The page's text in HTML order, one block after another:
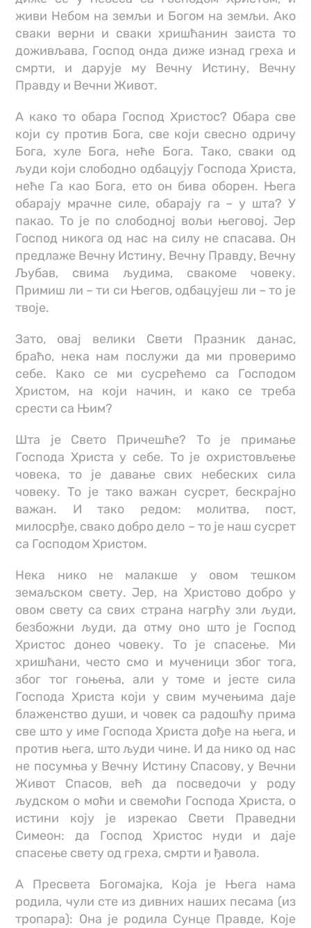
живи Небом на земљи и Богом на земљи. Ако
сваки верни и сваки хришћанин заиста то
доживљава, Господ онда диже изнад греха и
смрти, и дарује му Вечну Истину, Вечну
Правду и Вечни Живот.
А како то обара Господ Христос? Обара све
који су против Бога, све који свесно одричу
Бога, хуле Бога, неће Бога. Тако, сваки од
људи који слободно одбацују Господа Христа,
неће Га као Бога, ето он бива оборен. Њега
обарају мрачне силе, обарају га – у шта? У
пакао. То је по слободној вољи његовој. Јер
Господ никога од нас на силу не спасава. Он
предлаже Вечну Истину, Вечну Правду, Вечну
Љубав, свима људима, свакоме човеку.
Примиш ли – ти си Његов, одбацујеш ли – то је
твоје.
Зато, овај велики Свети Празник данас,
браћо, нека нам послужи да ми проверимо
себе. Како се ми сусрећемо са Господом
Христом, на који начин, и како се треба
срести са Њим?
Шта је Свето Причешће? То је примање
Господа Христа у себе. То је охристовљење
човека, то је давање свих небеских сила
човеку. То је тако важан сусрет, бескрајно
важан. И тако редом: молитва, пост,
милосрђе, свако добро дело – то је наш сусрет
са Господом Христом.
Нека нико не малакше у овом тешком
земаљском свету. Јер, на Христово добро у
овом свету са свих страна нагрћу зли људи,
безбожни људи, да отму оно што је Господ
Христос донео човеку. То је спасење. Ми
хришћани, често смо и мученици због тога,
због тог гоњења, али у томе и јесте сила
Господа Христа који у свим мучењима даје
блаженство души, и човек са радошћу прима
све што у име Господа Христа дође на њега, и
против њега, што људи чине. И да нико од нас
не посумња у Вечну Истину Спасову, у Вечни
Живот Спасов, већ да посведочи у роду
људском о моћи и свемоћи Господа Христа, о
истини коју је изрекао Свети Праведни
Симеон: да Господ Христос нуди и даје
спасење свету од греха, смрти и ђавола.
А Пресвета Богомајка, Која је Њега нама
родила, чули сте из дивних наших песама (из
тропара): Она је родила Сунце Правде, Које